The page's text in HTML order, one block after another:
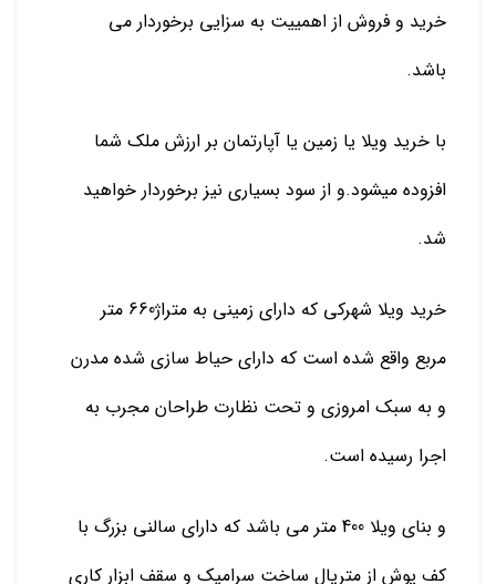
خرید و فروش از اهمییت به سزایی برخوردار می
باشد.
با خرید ویلا یا زمین یا آپارتمان بر ارزش ملک شما
افزوده میشود.و از سود بسیاری نیز برخوردار خواهید
شد.
خرید ویلا شهرکی که دارای زمینی به متراژ660 متر
مربع واقع شده است که دارای حیاط سازی شده مدرن
و به سبک امروزی و تحت نظارت طراحان مجرب به
اجرا رسیده است.
و بنای ویلا 400 متر می باشد که دارای سالنی بزرگ با
کف پوش از متریال ساخت سرامیک و سقف ابزار کاری